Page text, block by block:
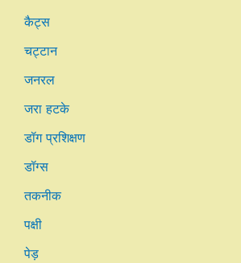
कैट्स
चट्टान
जनरल
जरा हटके
डॉग प्रशिक्षण
डॉग्स
तकनीक
पक्षी
पेड़